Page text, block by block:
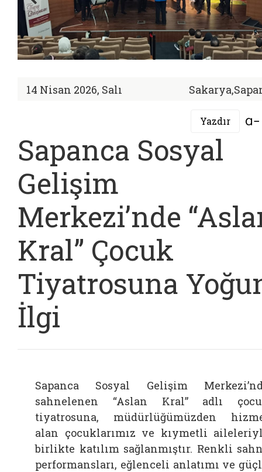
14 Nisan 2026, Salı
Yazdır
Sapanca Sosyal
Gelişim
Merkezi’nde
Kral” Çocuk
Tiyatrosuna
İlgi
Sapanca Sosyal Gelişim
sahnelenen “Aslan Kral” adlı
tiyatrosuna, müdürlüğümüzden
alan çocuklarımız ve kıymetli
birlikte katılım sağlanmıştır. Renkli
performansları, eğlenceli anlatımı ve